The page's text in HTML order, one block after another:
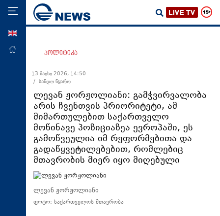
მთავარი
ეკონომიკა
მსოფლიო
ჯანდაცვა
საზოგადოება
სამართალი
თავდაცვა
რეგიონი
პოლიტიკა
13 მაისი 2026, 14:50
/ სანდო წყარო
ლევან ჟორჟოლიანი: გამჭვირვალობა
არის ჩვენთვის პრიორიტეტი, ამ
მიმართულებით საქართველო
მოწინავე პოზიციაზეა ევროპაში, ეს
გამოწვეულია იმ რეფორმებითა და
გადაწყვეტილებებით, რომლებიც
მთავრობის მიერ იყო მიღებული
ლევან ჟორჟოლიანი
ფოტო: საქართველოს მთავრობა